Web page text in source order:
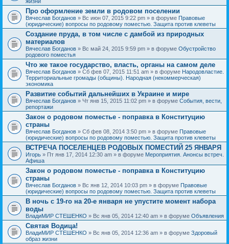
Про оформление земли в родовом поселении
Вячеслав Богданов » Вс июн 07, 2015 9:22 pm » в форуме Правовые
(юридические) вопросы по родовому поместью. Защита против клеветы
Создание пруда, в том числе с дамбой из природных
материалов
Вячеслав Богданов » Вс май 24, 2015 9:59 pm » в форуме Обустройство
родового поместья
Что же такое государство, власть, органы на самом деле
Вячеслав Богданов » Сб фев 07, 2015 11:51 am » в форуме Народовластие.
Территориальные громады (общины). Народная (некоммерческая)
экономика
Развитие событий дальнейших в Украине и мире
Вячеслав Богданов » Чт янв 15, 2015 11:02 pm » в форуме События, вести,
репортажи
Закон о родовом поместье - поправка в Конституцию
страны
Вячеслав Богданов » Сб фев 08, 2014 3:50 pm » в форуме Правовые
(юридические) вопросы по родовому поместью. Защита против клеветы
ВСТРЕЧА ПОСЕЛЕНЦЕВ РОДОВЫХ ПОМЕСТИЙ 25 ЯНВАРЯ
Игорь » Пт янв 17, 2014 12:30 am » в форуме Мероприятия. Анонсы встреч.
Афиша
Закон о родовом поместье - поправка в Конституцию
страны
Вячеслав Богданов » Вс янв 12, 2014 10:03 pm » в форуме Правовые
(юридические) вопросы по родовому поместью. Защита против клеветы
В ночь с 19-го на 20-е января не упустите момент набора
воды
ВладиМИР СТЕШЕНКО » Вс янв 05, 2014 12:40 am » в форуме Объявления
Святая Водица!
ВладиМИР СТЕШЕНКО » Вс янв 05, 2014 12:36 am » в форуме Здоровый
образ жизни